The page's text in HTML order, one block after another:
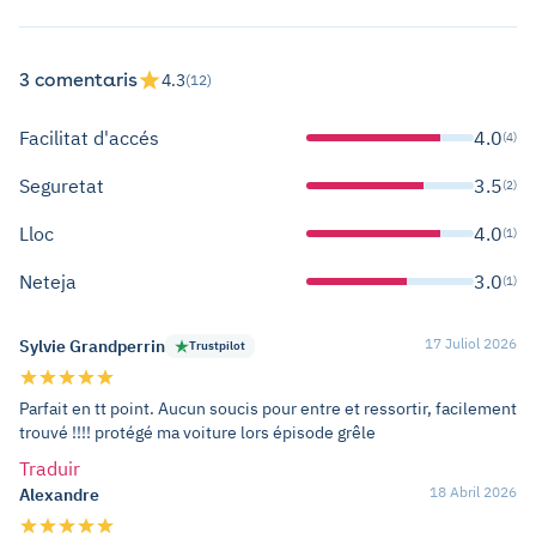
3 comentaris 4.3(12)
Facilitat d'accés 4.0(4)
Seguretat 3.5(2)
Lloc 4.0(1)
Neteja 3.0(1)
Sylvie Grandperrin Trustpilot 17 Juliol 2026
Parfait en tt point. Aucun soucis pour entre et ressortir, facilement
trouvé !!!! protégé ma voiture lors épisode grêle
Traduir
Alexandre 18 Abril 2026